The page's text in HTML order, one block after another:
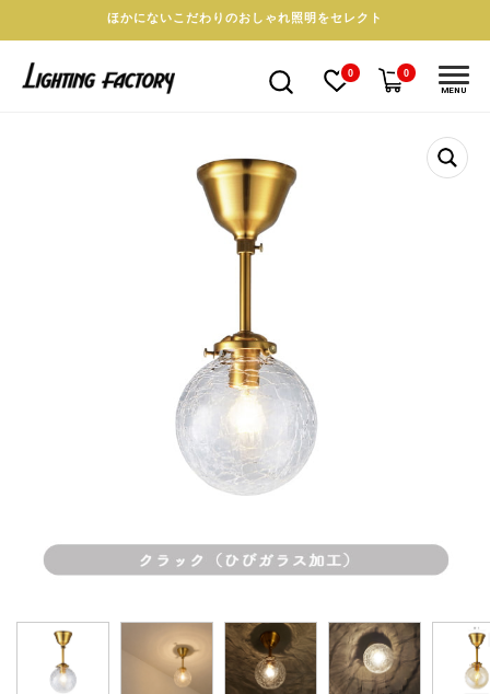
ほかにないこだわりのおしゃれ照明をセレクト
0 0
MENU